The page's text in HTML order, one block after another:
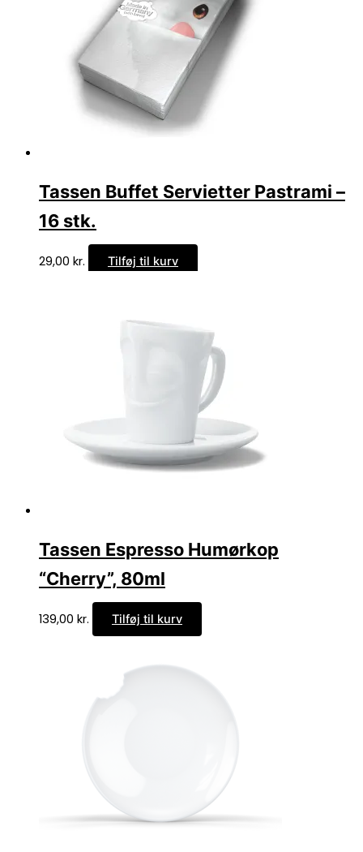
Tassen Buffet Servietter Pastrami –
16 stk.
29,00 kr. Tilføj til kurv
Tassen Espresso Humørkop
“Cherry”, 80ml
139,00 kr. Tilføj til kurv